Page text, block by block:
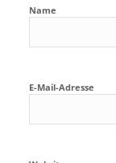
Name
E-Mail-Adresse